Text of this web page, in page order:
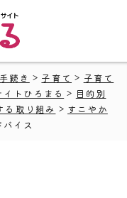
続き > 子育て > 子育て
トひろまる > 目的別
る取り組み > すこやか
イス